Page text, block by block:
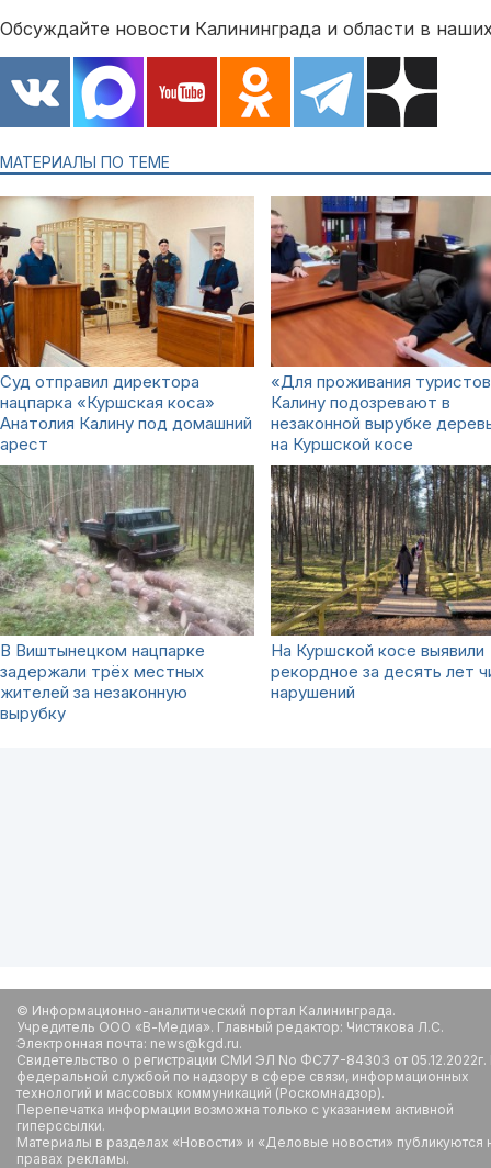
Обсуждайте новости Калининграда и области в
МАТЕРИАЛЫ ПО ТЕМЕ
Суд отправил директора
нацпарка «Куршская коса»
Анатолия Калину под домашний
арест
«Для проживания
Калину подозревают в
незаконной вырубке
на Куршской косе
В Виштынецком нацпарке
задержали трёх местных
жителей за незаконную
вырубку
На Куршской косе выявили
рекордное за десять лет
нарушений
© Информационно-аналитический портал Калининграда.
Учредитель ООО «В-Медиа». Главный редактор: Чистякова Л.С.
Электронная почта: news@kgd.ru.
Свидетельство о регистрации СМИ ЭЛ No ФС77-84303 от
федеральной службой по надзору в сфере связи, информационных
технологий и массовых коммуникаций (Роскомнадзор).
Перепечатка информации возможна только с указанием активной
гиперссылки.
Материалы в разделах «Новости» и «Деловые новости» публикуются
правах рекламы.